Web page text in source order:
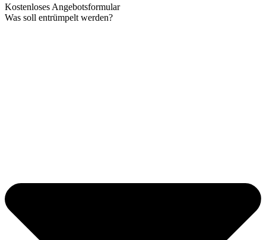
Kostenloses Angebotsformular
Was soll entrümpelt werden?